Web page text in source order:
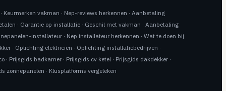
· Keurmerken vakman · Nep-reviews herkennen ·Aanbetaling
· Garantie op installatie · Geschil met vakman ·Aanbetaling
installateur · Nep installateur herkennen ·Wat te doen bij
· Oplichting elektricien · Oplichting installatiebedrijven ·
· Prijsgids badkamer · Prijsgids cv ketel · Prijsgids dakdekker ·
zonnepanelen · Klusplatforms vergeleken